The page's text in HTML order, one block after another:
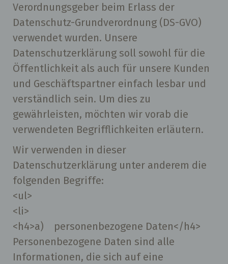
Verordnungsgeber beim Erlass der
Datenschutz-Grundverordnung (DS-GVO)
verwendet wurden. Unsere
Datenschutzerklärung soll sowohl für die
Öffentlichkeit als auch für unsere Kunden
und Geschäftspartner einfach lesbar und
verständlich sein. Um dies zu
gewährleisten, möchten wir vorab die
verwendeten Begrifflichkeiten erläutern.
Wir verwenden in dieser
Datenschutzerklärung unter anderem die
folgenden Begriffe:
<ul>
<li>
<h4>a) personenbezogene Daten</h4>
Personenbezogene Daten sind alle
Informationen, die sich auf eine